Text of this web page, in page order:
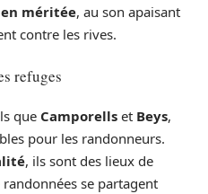
méritée, au son apaisant
contre les rives.
refuges
que Camporells et Beys,
pour les randonneurs.
, ils sont des lieux de
se partagent